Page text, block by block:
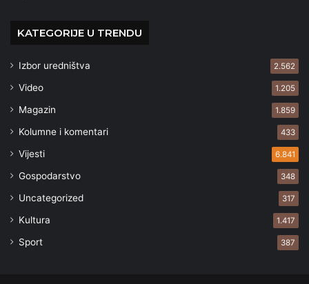
KATEGORIJE U TRENDU
Izbor uredništva 2.562
Video 1.205
Magazin 1.859
Kolumne i komentari 433
Vijesti 6.841
Gospodarstvo 348
Uncategorized 317
Kultura 1.417
Sport 387